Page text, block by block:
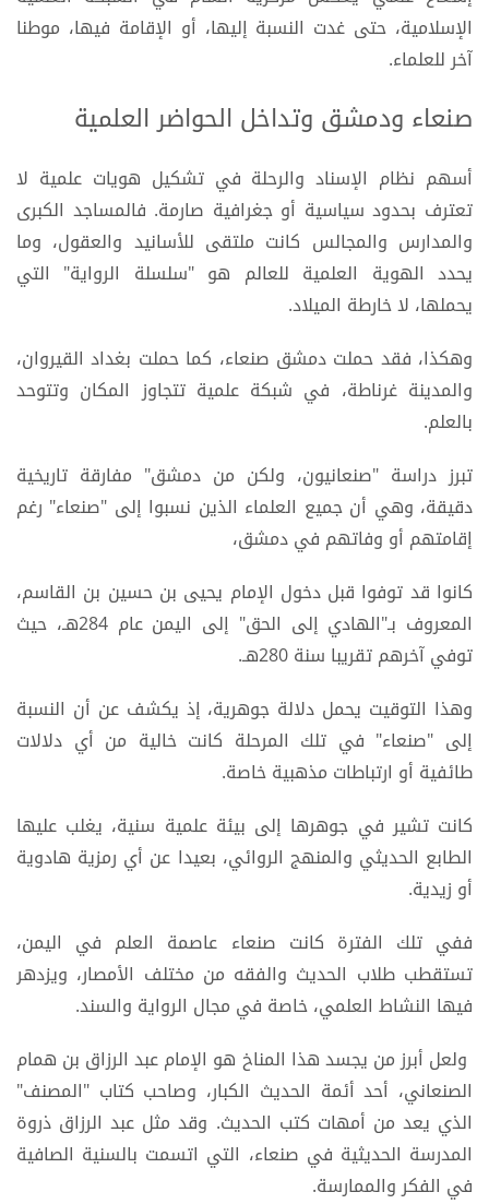
الإسلامية، حتى غدت النسبة إليها، أو الإقامة فيها، موطنا
آخر للعلماء.
صنعاء ودمشق وتداخل الحواضر العلمية
أسهم نظام الإسناد والرحلة في تشكيل هويات علمية لا
تعترف بحدود سياسية أو جغرافية صارمة. فالمساجد الكبرى
والمدارس والمجالس كانت ملتقى للأسانيد والعقول، وما
يحدد الهوية العلمية للعالم هو "سلسلة الرواية" التي
يحملها، لا خارطة الميلاد.
وهكذا، فقد حملت دمشق صنعاء، كما حملت بغداد القيروان،
والمدينة غرناطة، في شبكة علمية تتجاوز المكان وتتوحد
بالعلم.
تبرز دراسة "صنعانيون، ولكن من دمشق" مفارقة تاريخية
دقيقة، وهي أن جميع العلماء الذين نسبوا إلى "صنعاء" رغم
إقامتهم أو وفاتهم في دمشق،
كانوا قد توفوا قبل دخول الإمام يحيى بن حسين بن القاسم،
المعروف بـ"الهادي إلى الحق" إلى اليمن عام 284هـ، حيث
توفي آخرهم تقريبا سنة 280هـ.
وهذا التوقيت يحمل دلالة جوهرية، إذ يكشف عن أن النسبة
إلى "صنعاء" في تلك المرحلة كانت خالية من أي دلالات
طائفية أو ارتباطات مذهبية خاصة.
كانت تشير في جوهرها إلى بيئة علمية سنية، يغلب عليها
الطابع الحديثي والمنهج الروائي، بعيدا عن أي رمزية هادوية
أو زيدية.
ففي تلك الفترة كانت صنعاء عاصمة العلم في اليمن،
تستقطب طلاب الحديث والفقه من مختلف الأمصار، ويزدهر
فيها النشاط العلمي، خاصة في مجال الرواية والسند.
ولعل أبرز من يجسد هذا المناخ هو الإمام عبد الرزاق بن همام
الصنعاني، أحد أئمة الحديث الكبار، وصاحب كتاب "المصنف"
الذي يعد من أمهات كتب الحديث. وقد مثل عبد الرزاق ذروة
المدرسة الحديثية في صنعاء، التي اتسمت بالسنية الصافية
في الفكر والممارسة.